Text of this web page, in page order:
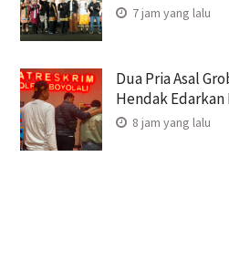
7 jam yang lalu
Dua Pria Asal
Hendak
8 jam yang lalu